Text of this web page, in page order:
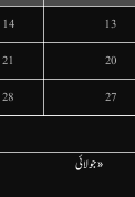
13
14
20
21
27
28
« جولائی